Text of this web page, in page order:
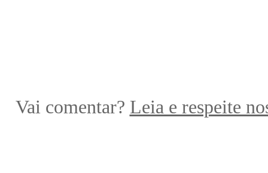
Vai comentar? Leia e respeite